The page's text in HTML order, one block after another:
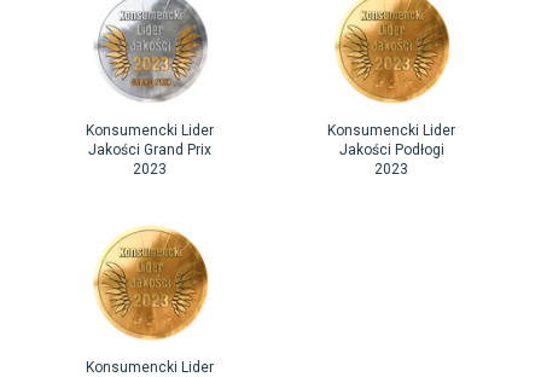
Konsumencki Lider
Jakości Grand Prix
2023
Konsumencki Lider
Jakości Podłogi
2023
Konsumencki Lider